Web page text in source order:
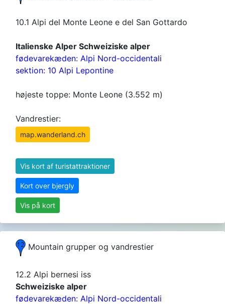
10.1 Alpi del Monte Leone e del San Gottardo
Italienske Alper Schweiziske alper
fødevarekæden: Alpi Nord-occidentali
sektion: 10 Alpi Lepontine
højeste toppe: Monte Leone (3.552 m)
Vandrestier:
map.wanderland.ch
Vis kort af turistattraktioner
Kort over bjergly
Vis på kort
Mountain grupper og vandrestier
12.2 Alpi bernesi iss
Schweiziske alper
fødevarekæden: Alpi Nord-occidentali